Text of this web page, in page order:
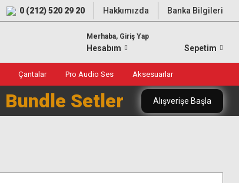
0 (212) 520 29 20 Hakkımızda Banka Bilgileri
Merhaba, Giriş Yap
Hesabım Sepetim
Çantalar Pro Audio Ses Aksesuarlar
Bundle Setler Alışverişe Başla